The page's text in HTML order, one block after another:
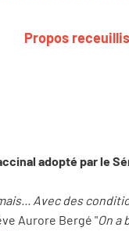
Propos
adopté par le
Avec des
Aurore Bergé "On a